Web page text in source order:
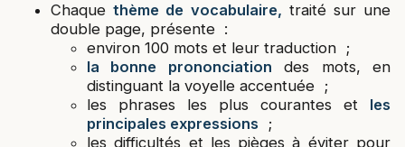
Chaquethème de vocabulaire, traité sur une
double page, présente :
environ 100 mots et leur traduction ;
la bonne prononciation des mots, en
distinguant la voyelle accentuée ;
les phrases les plus courantes et les
principales expressions ;
les difficultés et les pièges à éviter pour